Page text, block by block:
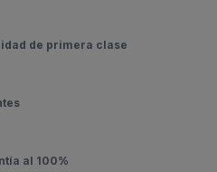
de primera clase
al 100%